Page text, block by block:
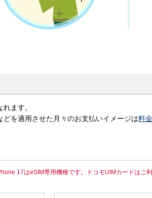
ます。
を適用させた月々のお支払いイメージは料
17はeSIM専用機種です。ドコモUIMカードはご利